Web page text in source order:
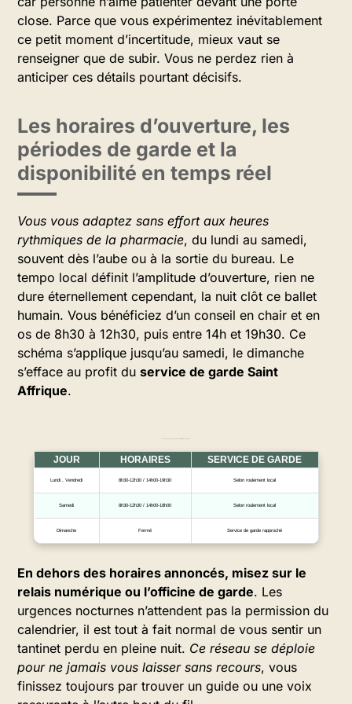
close. Parce que vous expérimentez inévitablement
ce petit moment d’incertitude, mieux vaut se
renseigner que de subir. Vous ne perdez rien à
anticiper ces détails pourtant décisifs.
Les horaires d’ouverture, les
périodes de garde et la
disponibilité en temps réel
Vous vous adaptez sans effort aux heures
rythmiques de la pharmacie, du lundi au samedi,
souvent dès l’aube ou à la sortie du bureau. Le
tempo local définit l’amplitude d’ouverture, rien ne
dure éternellement cependant, la nuit clôt ce ballet
humain. Vous bénéficiez d’un conseil en chair et en
os de 8h30 à 12h30, puis entre 14h et 19h30. Ce
schéma s’applique jusqu’au samedi, le dimanche
s’efface au profit du service de garde Saint
Affrique.
JOUR HORAIRES SERVICE DE GARDE
Lundi , Vendredi 8h30-12h30 / 14h00-19h30 Selon roulement local
Samedi 8h30-12h30 / 14h00-18h00 Selon roulement local
Dimanche Fermé Service de garde rapproché
En dehors des horaires annoncés, misez sur le
relais numérique ou l’officine de garde. Les
urgences nocturnes n’attendent pas la permission du
calendrier, il est tout à fait normal de vous sentir un
tantinet perdu en pleine nuit. Ce réseau se déploie
pour ne jamais vous laisser sans recours, vous
finissez toujours par trouver un guide ou une voix